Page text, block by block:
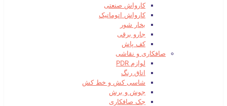
کارواش صنعتی
کارواش اتوماتیک
بخار شور
جارو برقی
کف پاش
صافکاری و نقاشی
لوازم PDR
اتاق رنگ
شاسی کش و خط کش
جوش و برش
جک صافکاری